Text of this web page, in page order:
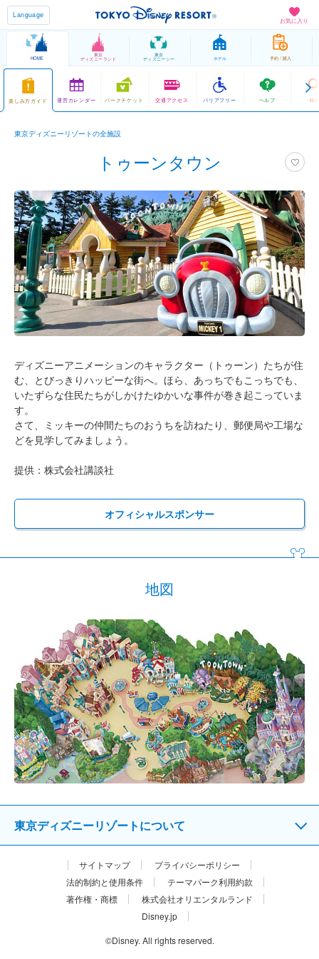
お気に入り
Language
HOME
東京
ディズニーランド
東京
ディズニーシー ホテル 予約 / 購入
楽しみ方ガイド 運営カレンダー パークチケット 交通アクセス バリアフリー ヘルプ 検
東京ディズニーリゾートの全施設
トゥーンタウン
ディズニーアニメーションのキャラクター（トゥーン）たちが住
む、とびっきりハッピーな街へ。ほら、あっちでもこっちでも、
いたずらな住民たちがしかけたゆかいな事件が巻き起こっていま
す。
さて、ミッキーの仲間たちのおうちを訪ねたり、郵便局や工場な
どを見学してみましょう。
提供：株式会社講談社
オフィシャルスポンサー
地図
東京ディズニーリゾートについて
サイトマップ
プライバシーポリシー
法的制約と使用条件
テーマパーク利用約款
著作権・商標
株式会社オリエンタルランド
Disney.jp
©Disney. All rights reserved.